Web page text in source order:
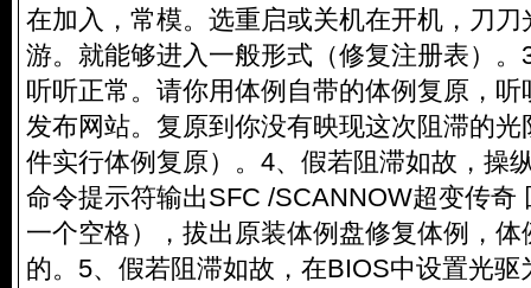
在加入，常模。选重启或关机在开机，刀
游。就能够进入一般形式（修复注册表）
听听正常。请你用体例自带的体例复原，
发布网站。复原到你没有映现这次阻滞的
件实行体例复原）。4、假若阻滞如故，操
命令提示符输出SFC /SCANNOW超变传奇
一个空格），拔出原装体例盘修复体例，
的。5、假若阻滞如故，在BIOS中设置光